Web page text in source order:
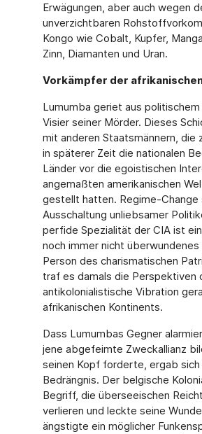
Erwägungen, aber auch wegen
unverzichtbaren
Kongo wie Cobalt, Kupfer,
Zinn, Diamanten und Uran.
Vorkämpfer der
Lumumba geriet aus politischem
Visier seiner Mörder. Dieses
mit anderen Staatsmännern, die
in späterer Zeit die nationalen
Länder vor die egoistischen
angemaßten amerikanischen
gestellt hatten. Regime-Change
Ausschaltung unliebsamer
perfide Spezialität der CIA ist
noch immer nicht
Person des charismatischen
traf es damals die Per­spektiven
antikolonialistische Vibration
afrikanischen Kontinents.
Dass Lumumbas Gegner
jene abgefeimte Zweckallianz
seinen Kopf forderte, ergab sich
Bedrängnis. Der belgische
Begriff, die überseeischen
verlieren und leckte seine
ängstigte ein möglicher